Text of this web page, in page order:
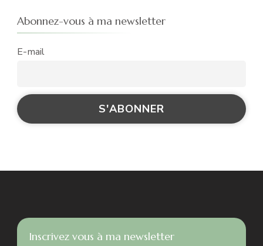
Abonnez-vous à ma newsletter
E-mail
Inscrivez vous à ma newsletter